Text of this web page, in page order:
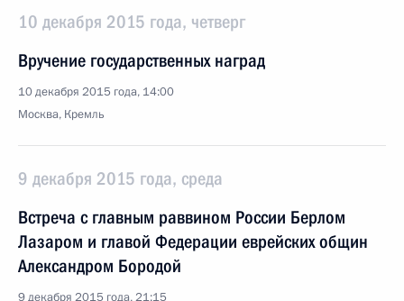
10 декабря 2015 года, четверг
Вручение государственных наград
10 декабря 2015 года, 14:00
Москва, Кремль
9 декабря 2015 года, среда
Встреча с главным раввином России Берлом
Лазаром и главой Федерации еврейских общин
Александром Бородой
9 декабря 2015 года, 21:15